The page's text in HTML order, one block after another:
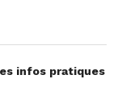
infos pratiques